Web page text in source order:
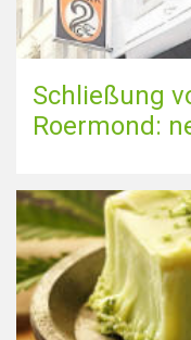
Schließung
Roermond: